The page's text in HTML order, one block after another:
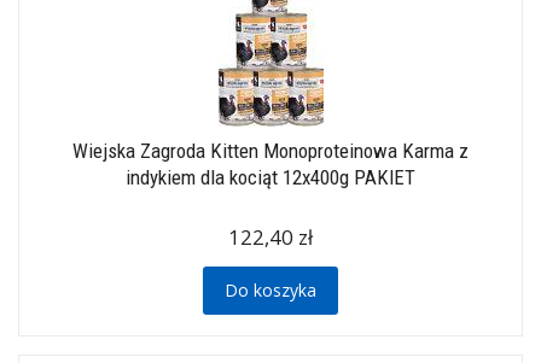
Wiejska Zagroda Kitten Monoproteinowa Karma z
indykiem dla kociąt 12x400g PAKIET
122,40 zł
Do koszyka